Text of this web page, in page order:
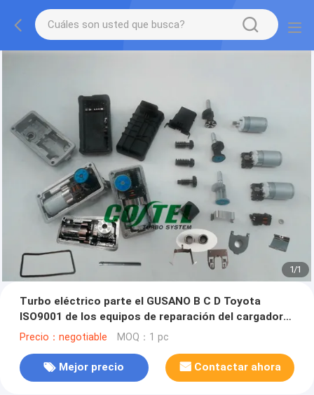
1/1
Turbo eléctrico parte el GUSANO B C D Toyota
ISO9001 de los equipos de reparación del cargador
de Turbo del coche
Precio：negotiable MOQ：1 pc
Mejor precio Contactar ahora